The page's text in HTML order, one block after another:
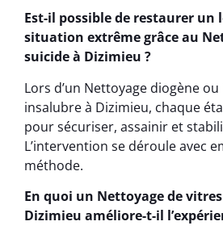
Est-il possible de restaurer un
situation extrême grâce au
suicide à Dizimieu ?
Lors d’un Nettoyage diogène
insalubre à Dizimieu, chaque
pour sécuriser, assainir et
L’intervention se déroule avec
méthode.
En quoi un Nettoyage de
Dizimieu améliore-t-il